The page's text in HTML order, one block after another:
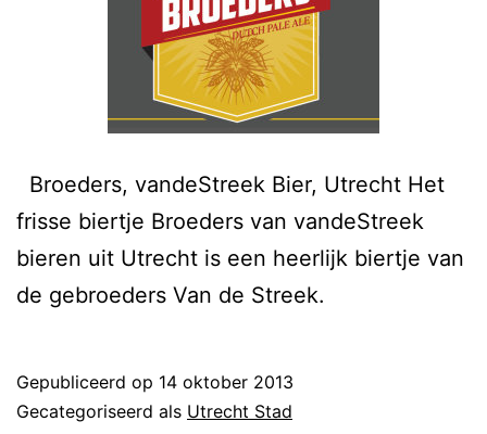
Broeders, vandeStreek Bier, Utrecht Het
frisse biertje Broeders van vandeStreek
bieren uit Utrecht is een heerlijk biertje van
de gebroeders Van de Streek.
Gepubliceerd op 14 oktober 2013
Gecategoriseerd als Utrecht Stad